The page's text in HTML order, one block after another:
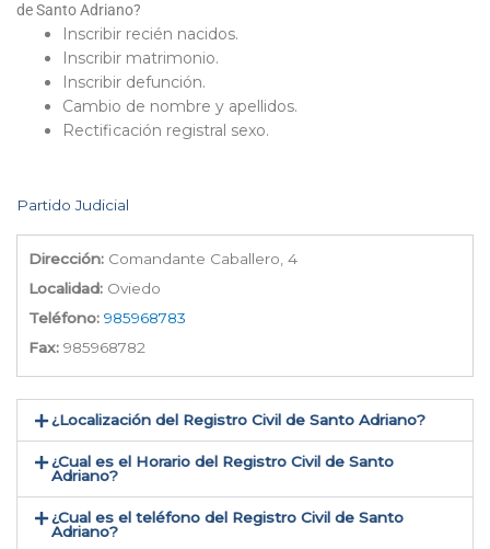
de Santo Adriano?
Inscribir recién nacidos.
Inscribir matrimonio.
Inscribir defunción.
Cambio de nombre y apellidos.
Rectificación registral sexo.
Partido Judicial
Dirección: Comandante Caballero, 4
Localidad: Oviedo
Teléfono: 985968783
Fax: 985968782
¿Localización del Registro Civil de Santo Adriano​?
¿Cual es el Horario del Registro Civil de Santo
Adriano?
¿Cual es el teléfono del Registro Civil de Santo
Adriano​?